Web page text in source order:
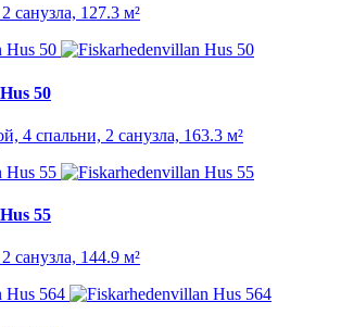
санузла, 127.3 м²
50
4 спальни, 2 санузла, 163.3 м²
55
санузла, 144.9 м²